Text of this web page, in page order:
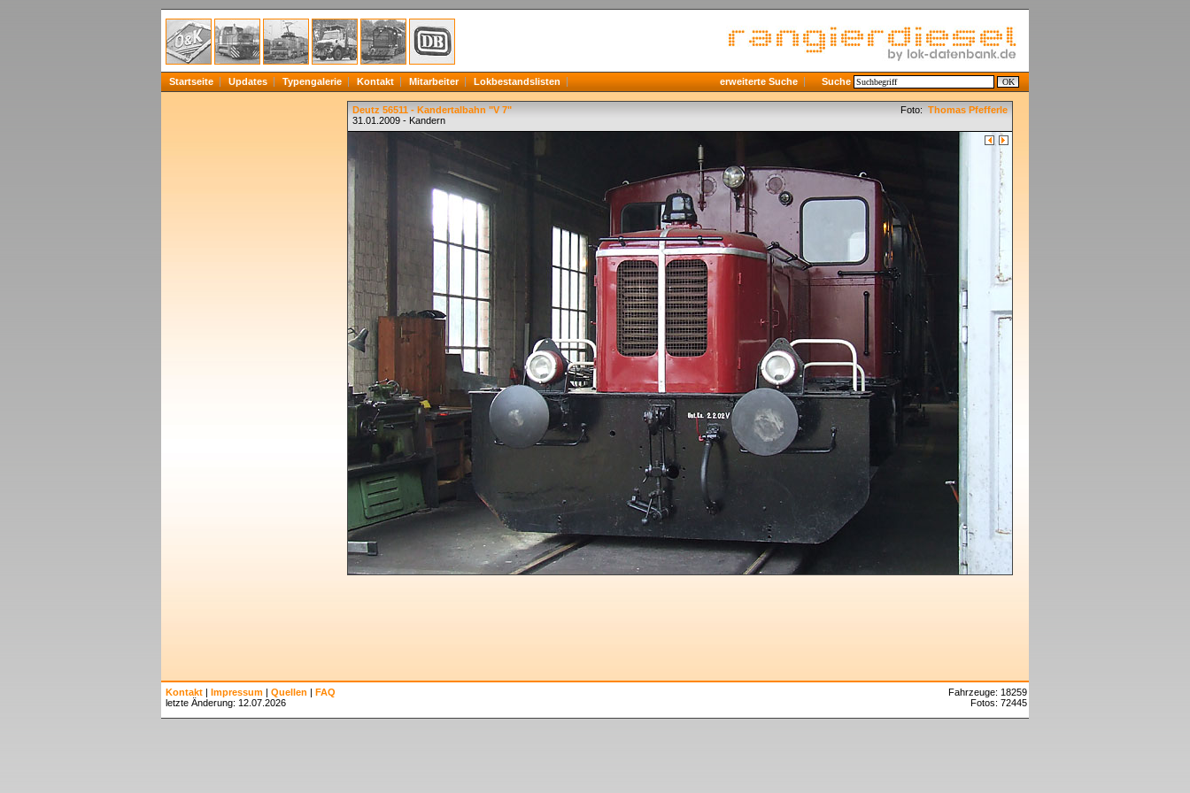
Startseite Updates Typengalerie Kontakt Mitarbeiter Lokbestandslisten erweiterte Suche Suche
Deutz 56511 - Kandertalbahn "V 7"
31.01.2009 - Kandern
Foto: Thomas Pfefferle
Kontakt | Impressum | Quellen | FAQ
letzte Änderung: 12.07.2026
Fahrzeuge: 18259
Fotos: 72445